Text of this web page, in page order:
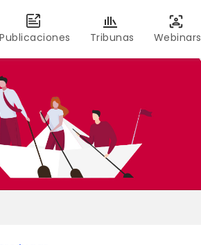
Publicaciones Tribunas Webinars